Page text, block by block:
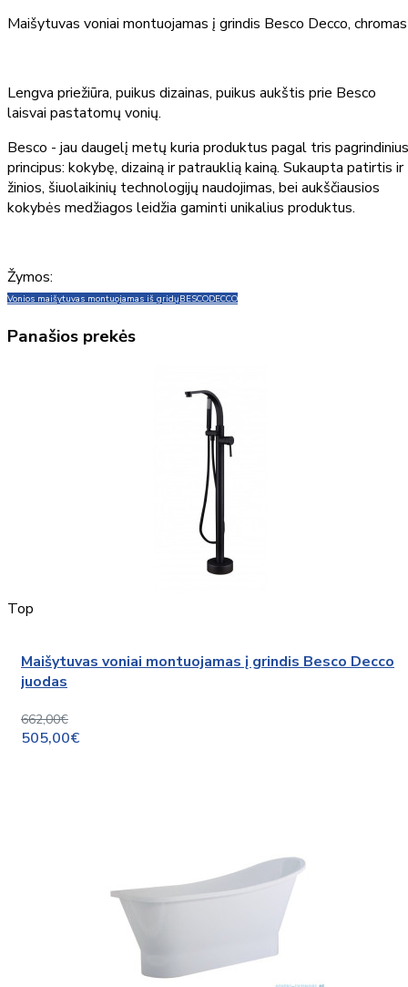
Maišytuvas voniai montuojamas į grindis Besco Decco, chromas
Lengva priežiūra, puikus dizainas, puikus aukštis prie Besco
laisvai pastatomų vonių.
Besco - jau daugelį metų kuria produktus pagal tris pagrindinius
principus: kokybę, dizainą ir patrauklią kainą. Sukaupta patirtis ir
žinios, šiuolaikinių technologijų naudojimas, bei aukščiausios
kokybės medžiagos leidžia gaminti unikalius produktus.
Žymos:
Vonios maišytuvas montuojamas iš gridųBESCODECCO
Panašios prekės
Top
Maišytuvas voniai montuojamas į grindis Besco Decco
juodas
662,00€
505,00€